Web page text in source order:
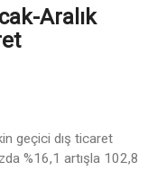
Aralık
geçici dış ticaret
%16,1 artışla 102,8